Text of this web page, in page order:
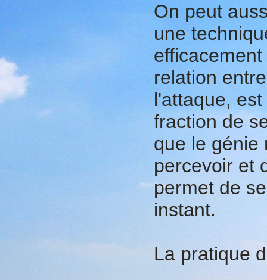
On peut
une
relation
l'attaque,
fraction de
que le génie
percevoir et
permet de
instant.
La pratique